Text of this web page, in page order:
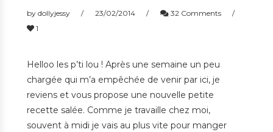
by dollyjessy 23/02/2014
32 Comments
1
Helloo les p’ti lou ! Après une semaine un peu
chargée qui m’a empêchée de venir par ici, je
reviens et vous propose une nouvelle petite
recette salée. Comme je travaille chez moi,
souvent à midi je vais au plus vite pour manger